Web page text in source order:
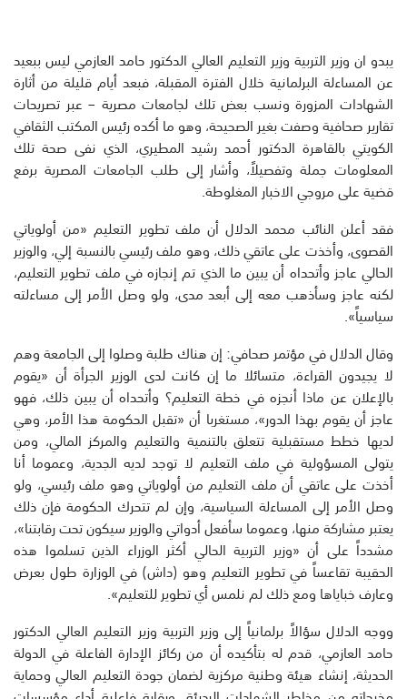
يبدو ان وزير التربية وزير التعليم العالي الدكتور حامد العازمي ليس ببعيد
عن المساءلة البرلمانية خلال الفترة المقبلة، فبعد أيام قليلة من أثارة
الشهادات المزورة ونسب بعض تلك لجامعات مصرية – عبر تصريحات
تقارير صحافية وصفت بغير الصحيحة، وهو ما أكده رئيس المكتب الثقافي
الكويتي بالقاهرة الدكتور أحمد رشيد المطيري، الذي نفى صحة تلك
المعلومات جملة وتفصيلاً، وأشار إلى طلب الجامعات المصرية برفع
قضية على مروجي الاخبار المغلوطة.
فقد أعلن النائب محمد الدلال أن ملف تطوير التعليم «من أولوياتي
القصوى، وأخذت على عاتقي ذلك، وهو ملف رئيسي بالنسبة إلي، والوزير
الحالي عاجز وأتحداه أن يبين ما الذي تم إنجازه في ملف تطوير التعليم،
لكنه عاجز وسأذهب معه إلى أبعد مدى، ولو وصل الأمر إلى مساءلته
سياسياً».
وقال الدلال في مؤتمر صحافي: إن هناك طلبة وصلوا إلى الجامعة وهم
لا يجيدون القراءة، متسائلا ما إن كانت لدى الوزير الجرأة أن «يقوم
بالإعلان عن ماذا أنجزه في خطة التعليم؟ وأتحداه أن يبين ذلك، فهو
عاجز أن يقوم بهذا الدور»، مستغربا أن «تقبل الحكومة هذا الأمر، وهي
لديها خطط مستقبلية تتعلق بالتنمية والتعليم والمركز المالي، ومن
يتولى المسؤولية في ملف التعليم لا توجد لديه الجدية، وعموما أنا
أخذت على عاتقي أن ملف التعليم من أولوياتي وهو ملف رئيسي، ولو
وصل الأمر إلى المساءلة السياسية، وإن لم تتحرك الحكومة فإن ذلك
يعتبر مشاركة منها، وعموما سأفعل أدواتي والوزير سيكون تحت رقابتنا»،
مشدداً على أن «وزير التربية الحالي أكثر الوزراء الذين تسلموا هذه
الحقيبة تقاعساً في تطوير التعليم وهو (داش) في الوزارة طول بعرض
وعارف خباياها ومع ذلك لم نلمس أي تطوير للتعليم». ‏
ووجه الدلال سؤالاً برلمانياً إلى وزير التربية وزير التعليم العالي الدكتور
حامد العازمي، قدم له بتأكيده أن من ركائز الإدارة الفاعلة في الدولة
الحديثة، إنشاء هيئة وطنية مركزية لضمان جودة التعليم العالي وحماية